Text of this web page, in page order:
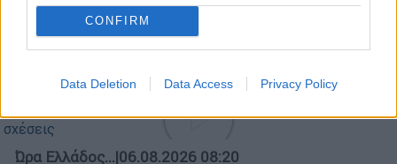
CONFIRM
Data Deletion Data Access Privacy Policy
Κεντρικό...| 05.08.2026 19:49
Κεντρικό δελτίο ειδήσεων 05/08/2026
Ώρα Ελλάδος...|06.08.2026 08:20